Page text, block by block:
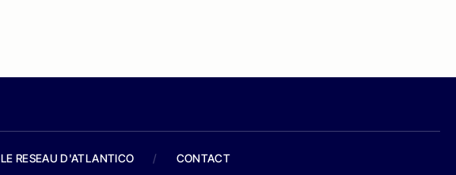
LE RESEAU D'ATLANTICO / CONTACT